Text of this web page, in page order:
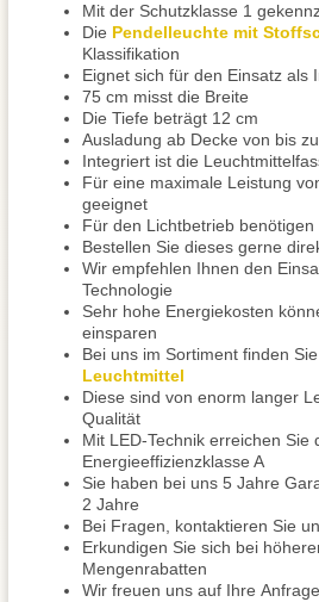
Mit der Schutzklasse 1
Die Pendelleuchte mit
Klassifikation
Eignet sich für den Einsatz als
75 cm misst die Breite
Die Tiefe beträgt 12 cm
Ausladung ab Decke von bis
Integriert ist die
Für eine maximale Leistung
geeignet
Für den Lichtbetrieb
Bestellen Sie dieses gerne
Wir empfehlen Ihnen den
Technologie
Sehr hohe Energiekosten
einsparen
Bei uns im Sortiment finden
Leuchtmittel
Diese sind von enorm langer
Qualität
Mit LED-Technik erreichen Sie
Energieeffizienzklasse A
Sie haben bei uns 5 Jahre
2 Jahre
Bei Fragen, kontaktieren Sie
Erkundigen Sie sich bei
Mengenrabatten
Wir freuen uns auf Ihre